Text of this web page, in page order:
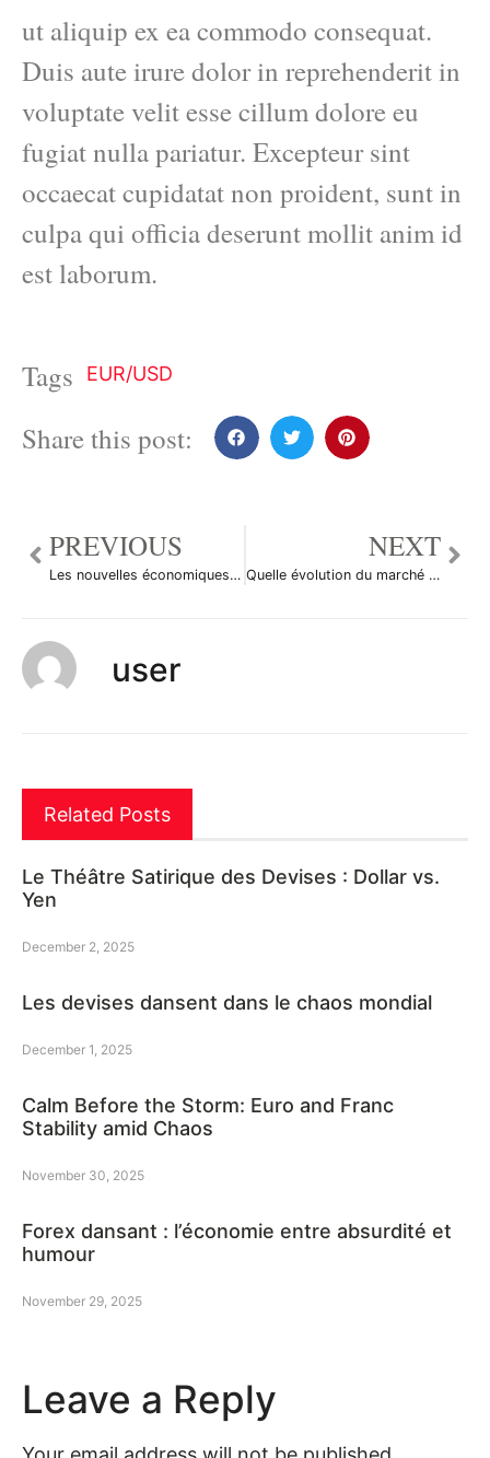
ut aliquip ex ea commodo consequat.
Duis aute irure dolor in reprehenderit in
voluptate velit esse cillum dolore eu
fugiat nulla pariatur. Excepteur sint
occaecat cupidatat non proident, sunt in
culpa qui officia deserunt mollit anim id
est laborum.
Tags EUR/USD
Share this post:
PREVIOUS
Les nouvelles économiques du 4 mai 2011
NEXT
Quelle évolution du marché des changes au 2ème trimestre?
user
Related Posts
Le Théâtre Satirique des Devises : Dollar vs.
Yen
December 2, 2025
Les devises dansent dans le chaos mondial
December 1, 2025
Calm Before the Storm: Euro and Franc
Stability amid Chaos
November 30, 2025
Forex dansant : l’économie entre absurdité et
humour
November 29, 2025
Leave a Reply